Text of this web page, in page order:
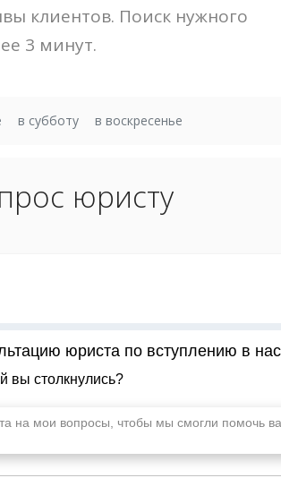
клиентов. Поиск нужного
3 минут.
в субботу в воскресенье
юристу